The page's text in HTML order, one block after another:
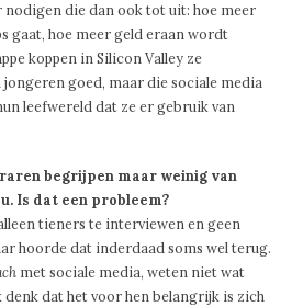
nodigen die dan ook tot uit: hoe meer
gaat, hoe meer geld eraan wordt
koppen in Silicon ­Valley ze
goed, maar die sociale media
leefwereld dat ze er gebruik van
begrijpen maar weinig van
Is dat een probleem?
tieners te interviewen en geen
hoorde dat inderdaad soms wel terug.
met sociale media, weten niet wat
dat het voor hen belangrijk is zich